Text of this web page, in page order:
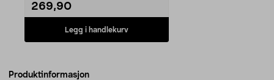
269,90
Legg i handlekurv
Produktinformasjon